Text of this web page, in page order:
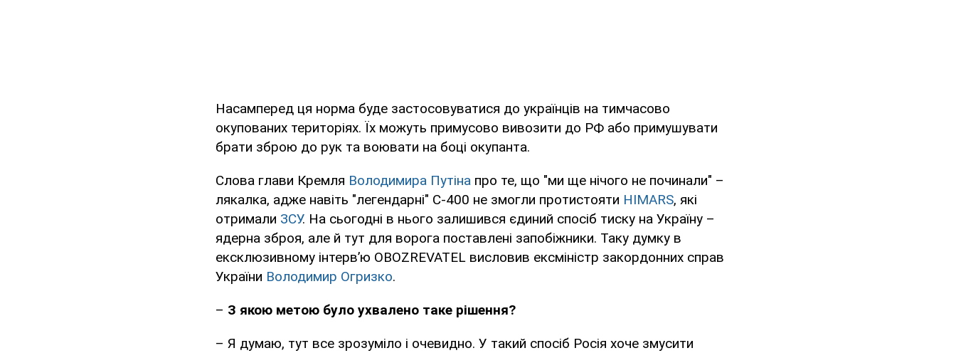
Насамперед ця норма буде застосовуватися до українців на тимчасово
окупованих територіях. Їх можуть примусово вивозити до РФ або примушувати
брати зброю до рук та воювати на боці окупанта.
Слова глави Кремля Володимира Путіна про те, що "ми ще нічого не починали" –
лякалка, адже навіть "легендарні" С-400 не змогли протистояти HIMARS, які
отримали ЗСУ. На сьогодні в нього залишився єдиний спосіб тиску на Україну –
ядерна зброя, але й тут для ворога поставлені запобіжники. Таку думку в
ексклюзивному інтерв’ю OBOZREVATEL висловив ексміністр закордонних справ
України Володимир Огризко.
– З якою метою було ухвалено таке рішення?
– Я думаю, тут все зрозуміло і очевидно. У такий спосіб Росія хоче змусити